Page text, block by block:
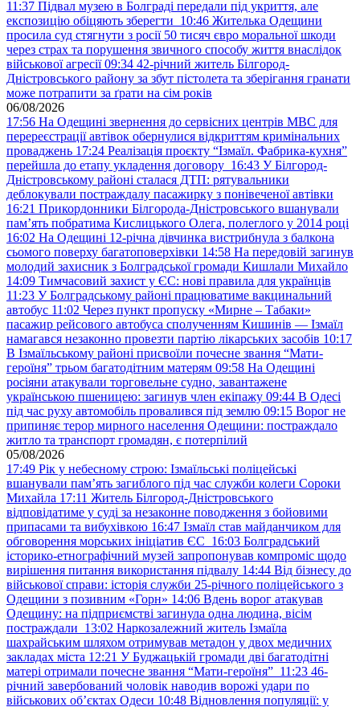
11:37 Підвал музею в Болграді передали під укриття, але
експозицію обіцяють зберегти 10:46 Жителька Одещини
просила суд стягнути з росії 50 тисяч євро моральної шкоди
через страх та порушення звичного способу життя внаслідок
військової агресії 09:34 42-річний житель Білгород-
Дністровського району за збут пістолета та зберігання гранати
може потрапити за ґрати на сім років
06/08/2026
17:56 На Одещині звернення до сервісних центрів МВС для
перереєстрації автівок обернулися відкриттям кримінальних
проваджень 17:24 Реалізація проєкту “Ізмаїл. Фабрика-кухня”
перейшла до етапу укладення договору 16:43 У Білгород-
Дністровському районі сталася ДТП: рятувальники
деблокували постраждалу пасажирку з понівеченої автівки
16:21 Прикордонники Білгорода-Дністровського вшанували
пам’ять побратима Кислицького Олега, полеглого у 2014 році
16:02 На Одещині 12-річна дівчинка вистрибнула з балкона
сьомого поверху багатоповерхівки 14:58 На передовій загинув
молодий захисник з Болградської громади Кишлали Михайло
14:09 Тимчасовий захист у ЄС: нові правила для українців
11:23 У Болградському районі працюватиме вакцинальний
автобус 11:02 Через пункт пропуску «Мирне – Табаки»
пасажир рейсового автобуса сполученням Кишинів — Ізмаїл
намагався незаконно провезти партію лікарських засобів 10:17
В Ізмаїльському районі присвоїли почесне звання “Мати-
героїня” трьом багатодітним матерям 09:58 На Одещині
росіяни атакували торговельне судно, завантажене
українською пшеницею: загинув член екіпажу 09:44 В Одесі
під час руху автомобіль провалився під землю 09:15 Ворог не
припиняє терор мирного населення Одещини: постраждало
житло та транспорт громадян, є потерпілий
05/08/2026
17:49 Рік у небесному строю: Ізмаїльські поліцейські
вшанували пам’ять загиблого під час служби колеги Сороки
Михайла 17:11 Житель Білгород-Дністровського
відповідатиме у суді за незаконне поводження з бойовими
припасами та вибухівкою 16:47 Ізмаїл став майданчиком для
обговорення морських ініціатив ЄС 16:03 Болградський
історико-етнографічний музей запропонував компроміс щодо
вирішення питання використання підвалу 14:44 Від бізнесу до
військової справи: історія служби 25-річного поліцейського з
Одещини з позивним «Горн» 14:06 Вдень ворог атакував
Одещину: на підприємстві загинула одна людина, вісім
постраждали 13:02 Наркозалежний житель Ізмаїла
шахрайським шляхом отримував метадон у двох медичних
закладах міста 12:21 У Буджацькій громади дві багатодітні
матері отримали почесне звання “Мати-героїня” 11:23 46-
річний завербований чоловік наводив ворожі удари по
військових обʼєктах Одеси 10:48 Відновлення популяції: у